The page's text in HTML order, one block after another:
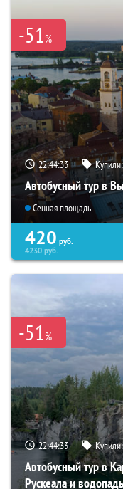
-51%
22:44:31
Автобусный тур в
Сенная площадь
420 руб.
4230руб.
-51%
22:44:31
Автобусный тур в
Рускеала и